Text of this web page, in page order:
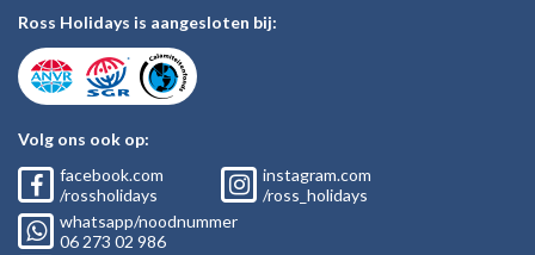
Ross Holidays is aangesloten bij:
Volg ons ook op:
facebook.com
/rossholidays
instagram.com
/ross_holidays
whatsapp/noodnummer
06 273 02 986